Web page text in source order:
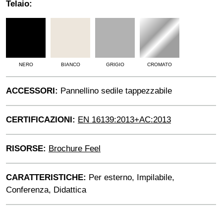
Telaio:
NERO BIANCO GRIGIO CROMATO
ACCESSORI: Pannellino sedile tappezzabile
CERTIFICAZIONI: EN 16139:2013+AC:2013
RISORSE: Brochure Feel
CARATTERISTICHE: Per esterno, Impilabile,
Conferenza, Didattica